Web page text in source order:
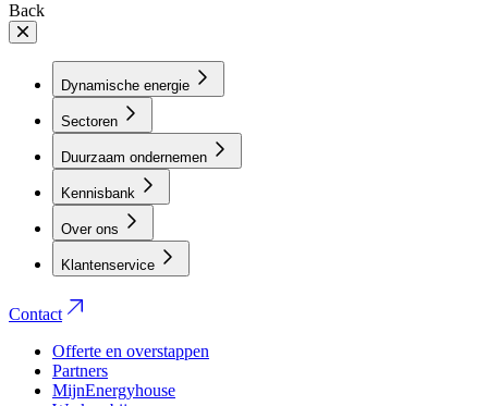
Back
Dynamische energie
Sectoren
Duurzaam ondernemen
Kennisbank
Over ons
Klantenservice
Contact
Offerte en overstappen
Partners
MijnEnergyhouse